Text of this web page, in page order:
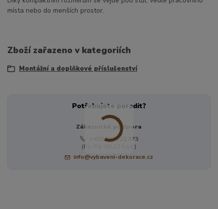
místa nebo do menších prostor.
Zboží zařazeno v kategoriích
Montážní a doplňkové příslušenství
Potřebujete poradit?
Zákaznická podpora
+420 724 722 973
(Po-Pá, 09-17 hod.)
info@vybaveni-dekorace.cz